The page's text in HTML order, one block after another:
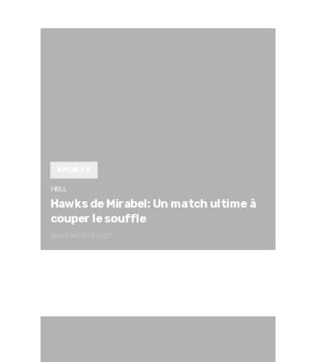
HBLL
Hawks de Mirabel: Un match ultime à
couper le souffle